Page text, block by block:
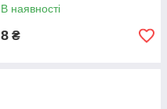
В наявності
8 ₴